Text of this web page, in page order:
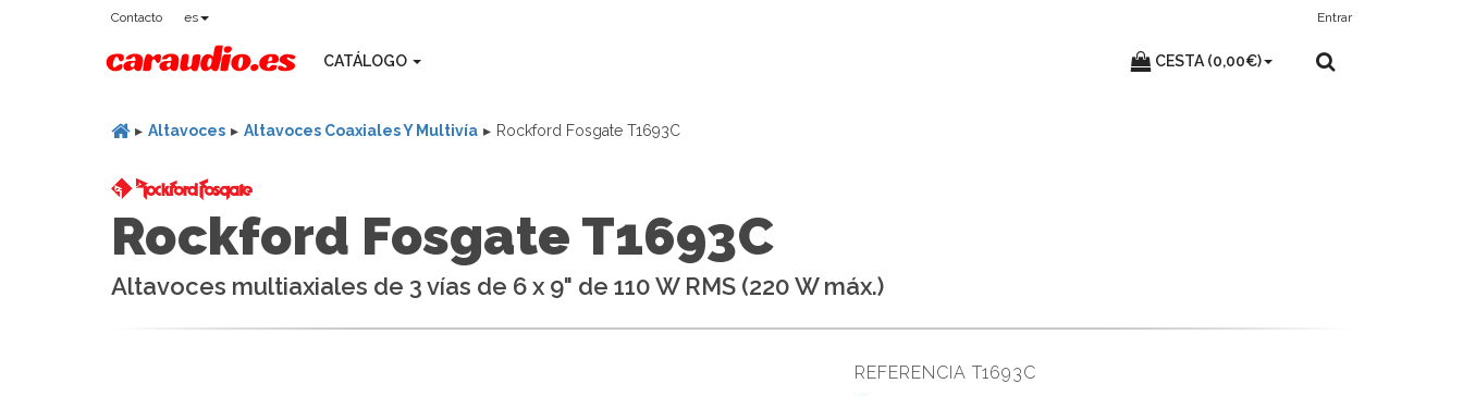
Contacto es Entrar
CATÁLOGO CESTA (0,00€)
Altavoces Altavoces Coaxiales Y Multivía Rockford Fosgate T1693C
Rockford Fosgate T1693C
Altavoces multiaxiales de 3 vías de 6 x 9" de 110 W RMS (220 W máx.)
REFERENCIA T1693C